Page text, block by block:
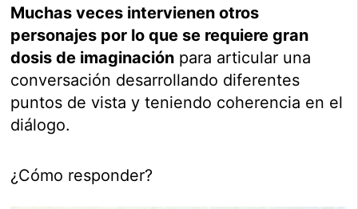
Muchas veces intervienen otros
personajes por lo que se requiere gran
dosis de imaginación para articular una
conversación desarrollando diferentes
puntos de vista y teniendo coherencia en el
diálogo.
¿Cómo responder?